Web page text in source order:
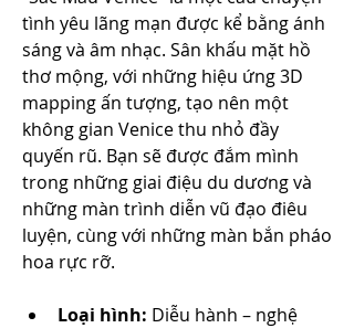
tình yêu lãng mạn được kể bằng ánh
sáng và âm nhạc. Sân khấu mặt hồ
thơ mộng, với những hiệu ứng 3D
mapping ấn tượng, tạo nên một
không gian Venice thu nhỏ đầy
quyến rũ. Bạn sẽ được đắm mình
trong những giai điệu du dương và
những màn trình diễn vũ đạo điêu
luyện, cùng với những màn bắn pháo
hoa rực rỡ.
Loại hình: Diễu hành – nghệ